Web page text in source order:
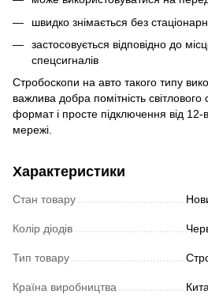
швидко знімається без
застосовується відповідно до
спецсигналів
Стробоскопи на авто такого типу
важлива добра помітність
формат і просте підключення від 12-
мережі.
Характеристики
Стан товару
Колір діодів
Тип товару
Країна виробництва